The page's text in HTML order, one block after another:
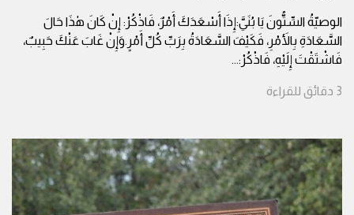
الوصيّةُ السِّتُّونَ يَا بُنَيَّ:إِذَا أَسْعَدَكَ أَمْرٌ، فَاذْكُرْ: إِنْ كَانَ هٰذَا حَالَ
السَّعَادَةِ بِالأَمْرِ، فَكَيْفَ السَّعَادَةُ بِرَبِّ كُلِّ أَمْرٍ.وَإِنْ غَابَ عَنْكَ حَبِيبٌ،
فَاشْتَقْتَ إِلَيْهِ، فَاذْكُرْ:...
3 دقائق للقراءة